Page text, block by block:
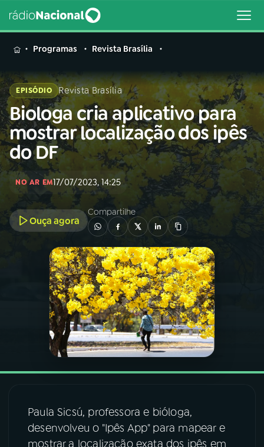
MENU
Buscar
na
Rádio
Nacional
Buscar
AO VIVO
A RÁDIO
PROGRAMAÇÃO
PROGRAMAS
PODCASTS
06 VIDEOCASTS
Programas Revista Brasília
EPISÓDIO Revista Brasília
Biologa cria aplicativo para
mostrar localização dos ipês
do DF
NO AR EM17/07/2023, 14:25
Ouça agora
Compartilhe
Paula Sicsú, professora e bióloga,
desenvolveu o "Ipês App" para mapear e
mostrar a localização exata dos ipês em